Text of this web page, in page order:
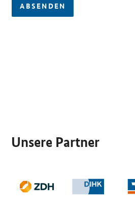
ABSENDEN
Unsere Partner